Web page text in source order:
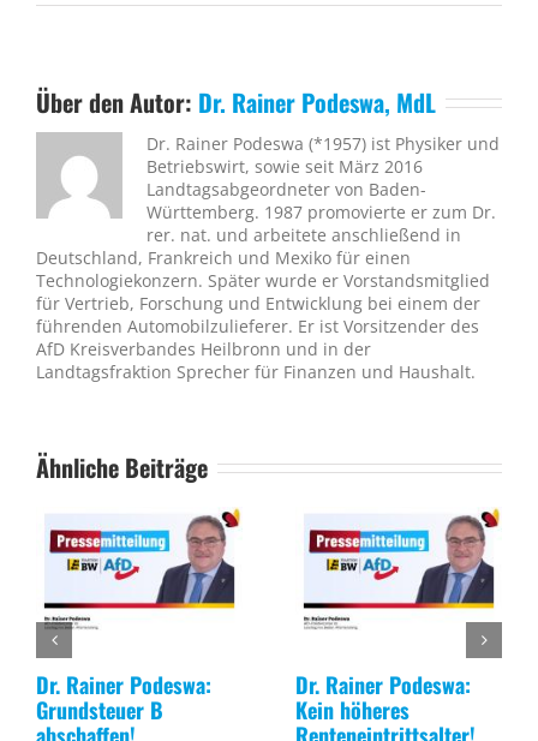
Über den Autor: Dr. Rainer Podeswa, MdL
Dr. Rainer Podeswa (*1957) ist Physiker und
Betriebswirt, sowie seit März 2016
Landtagsabgeordneter von Baden-
Württemberg. 1987 promovierte er zum Dr.
rer. nat. und arbeitete anschließend in
Deutschland, Frankreich und Mexiko für einen
Technologiekonzern. Später wurde er Vorstandsmitglied
für Vertrieb, Forschung und Entwicklung bei einem der
führenden Automobilzulieferer. Er ist Vorsitzender des
AfD Kreisverbandes Heilbronn und in der
Landtagsfraktion Sprecher für Finanzen und Haushalt.
Ähnliche Beiträge
Dr. Rainer Podeswa:
Grundsteuer B
Dr. Rainer Podeswa:
Kein höheres